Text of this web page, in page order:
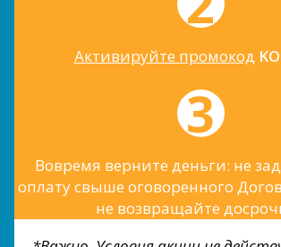
Активируйте промокод
Вовремя верните деньги: не
оплату свыше оговоренного
не возвращайте